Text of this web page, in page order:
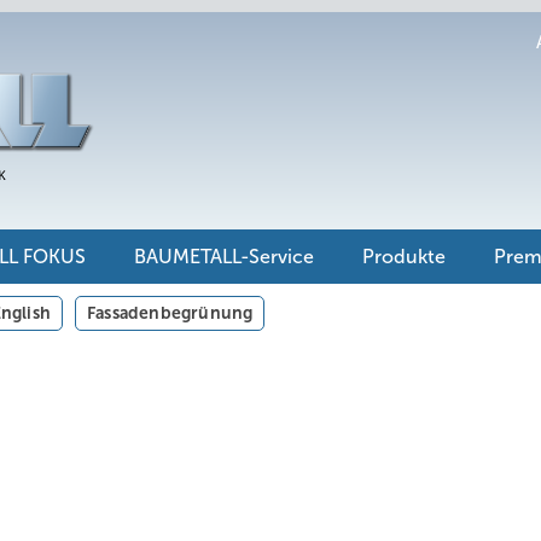
FOKUS BAUMETALL-Service Produkte
Fassadenbegrünung